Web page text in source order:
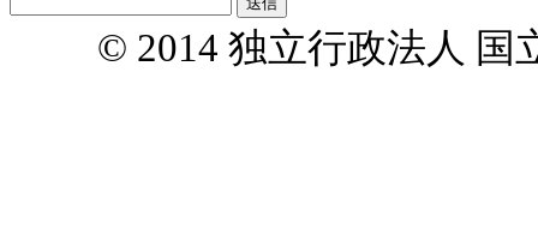
© 2014 独立行政法人 国